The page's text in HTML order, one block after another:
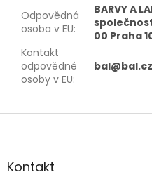
Odpovědná
osoba v EU:
BARVY A
00 Praha
Kontakt
odpovědné
osoby v EU:
bal@bal.cz
Z
aKontakt